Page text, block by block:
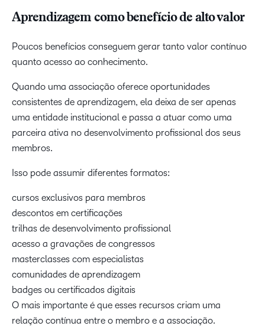
Aprendizagem como benefício de alto valor
Poucos benefícios conseguem gerar tanto valor contínuo
quanto acesso ao conhecimento.
Quando uma associação oferece oportunidades
consistentes de aprendizagem, ela deixa de ser apenas
uma entidade institucional e passa a atuar como uma
parceira ativa no desenvolvimento profissional dos seus
membros.
Isso pode assumir diferentes formatos:
cursos exclusivos para membros
descontos em certificações
trilhas de desenvolvimento profissional
acesso a gravações de congressos
masterclasses com especialistas
comunidades de aprendizagem
badges ou certificados digitais
O mais importante é que esses recursos criam uma
relação contínua entre o membro e a associação.